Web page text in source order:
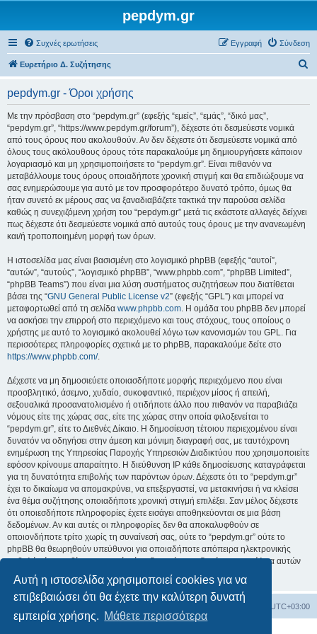
Αυτή η ιστοσελίδα χρησιμοποιεί cookies για να
επιβεβαιώσει ότι θα έχετε την καλύτερη δυνατή
εμπειρία χρήσης. Μάθετε περισσότερα
pepdym.gr
Συχνές ερωτήσεις Σύνδεση
Εγγραφή
Ευρετήριο Δ. Συζήτησης
pepdym.gr - Όροι χρήσης
Με την πρόσβαση στο “pepdym.gr” (εφεξής “εμείς”, “εμάς”, “δικό μας”,
“pepdym.gr”, “https://www.pepdym.gr/forum”), δέχεστε ότι δεσμεύεστε νομικά
από τους όρους που ακολουθούν. Αν δεν δέχεστε ότι δεσμεύεστε νομικά από
όλους τους ακόλουθους όρους τότε παρακαλούμε μη δημιουργήσετε κάποιον
λογαριασμό και μη χρησιμοποιήσετε το “pepdym.gr”. Είναι πιθανόν να
μεταβάλλουμε τους όρους οποιαδήποτε χρονική στιγμή και θα επιδιώξουμε να
σας ενημερώσουμε για αυτό με τον προσφορότερο δυνατό τρόπο, όμως θα
ήταν συνετό εκ μέρους σας να ξαναδιαβάζετε τακτικά την παρούσα σελίδα
καθώς η συνεχιζόμενη χρήση του “pepdym.gr” μετά τις εκάστοτε αλλαγές δείχνει
πως δέχεστε ότι δεσμεύεστε νομικά από αυτούς τους όρους με την ανανεωμένη
και/ή τροποποιημένη μορφή των όρων.
Η ιστοσελίδα μας είναι βασισμένη στο λογισμικό phpBB (εφεξής “αυτοί”,
“αυτών”, “αυτούς”, “λογισμικό phpBB”, “www.phpbb.com”, “phpBB Limited”,
“phpBB Teams”) που είναι μια λύση συστήματος συζητήσεων που διατίθεται
βάσει της “GNU General Public License v2” (εφεξής “GPL”) και μπορεί να
μεταφορτωθεί από τη σελίδα www.phpbb.com. Η ομάδα του phpBB δεν μπορεί
να ασκήσει την επιρροή στο περιεχόμενο και τους στόχους, τους οποίους ο
χρήστης με αυτό το λογισμικό ακολουθεί λόγω των κανονισμών του GPL. Για
περισσότερες πληροφορίες σχετικά με το phpBB, παρακαλούμε δείτε στο
https://www.phpbb.com/.
Δέχεστε να μη δημοσιεύετε οποιασδήποτε μορφής περιεχόμενο που είναι
προσβλητικό, άσεμνο, χυδαίο, συκοφαντικό, περιέχον μίσος ή απειλή,
σεξουαλικά προσανατολισμένο ή οτιδήποτε άλλο που πιθανόν να παραβιάζει
νόμους είτε της χώρας σας, είτε της χώρας στην οποία φιλοξενείται το
“pepdym.gr”, είτε το Διεθνές Δίκαιο. Η δημοσίευση τέτοιου περιεχομένου είναι
δυνατόν να οδηγήσει στην άμεση και μόνιμη διαγραφή σας, με ταυτόχρονη
ενημέρωση της Υπηρεσίας Παροχής Υπηρεσιών Διαδικτύου που χρησιμοποιείτε
εφόσον κρίνουμε απαραίτητο. Η διεύθυνση IP κάθε δημοσίευσης καταγράφεται
για τη δυνατότητα επιβολής των παρόντων όρων. Δέχεστε ότι το “pepdym.gr”
έχει το δικαίωμα να απομακρύνει, να επεξεργαστεί, να μετακινήσει ή να κλείσει
ένα θέμα συζήτησης οποιαδήποτε χρονική στιγμή επιλέξει. Σαν μέλος δέχεστε
ότι οποιεσδήποτε πληροφορίες έχετε εισάγει αποθηκεύονται σε μια βάση
δεδομένων. Αν και αυτές οι πληροφορίες δεν θα αποκαλυφθούν σε
οποιονδήποτε τρίτο χωρίς τη συναίνεσή σας, ούτε το “pepdym.gr” ούτε το
phpBB θα θεωρηθούν υπεύθυνοι για οποιαδήποτε απόπειρα ηλεκτρονικής
εισβολής ή παραβίασης η οποία είναι δυνατόν να οδηγήσει σε απώλεια αυτών
των δεδομένων.
UTC+03:00